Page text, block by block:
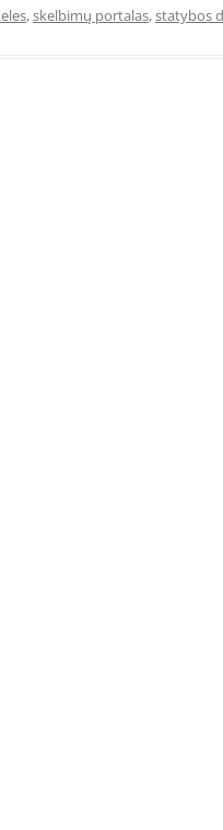
,skelbimų portalas,statybos